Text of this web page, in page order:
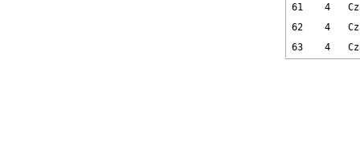
61
4
62
4
63
4